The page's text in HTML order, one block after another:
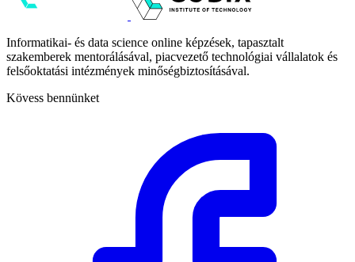
Informatikai- és data science online képzések, tapasztalt
szakemberek mentorálásával, piacvezető technológiai vállalatok és
felsőoktatási intézmények minőségbiztosításával.
Kövess bennünket